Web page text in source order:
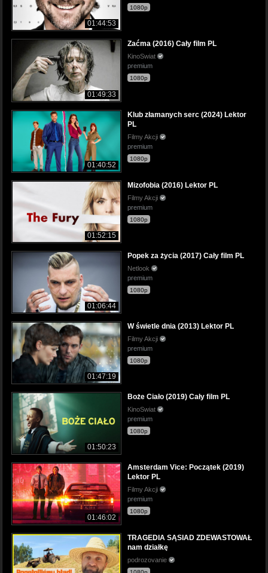
01:44:53
1080p
01:49:33
Zaćma (2016) Cały film PL
KinoSwiat
premium
1080p
01:40:52
Klub złamanych serc (2024) Lektor
PL
Filmy Akcji
premium
1080p
01:52:15
Mizofobia (2016) Lektor PL
Filmy Akcji
premium
1080p
01:06:44
Popek za życia (2017) Cały film PL
Netlook
premium
1080p
01:47:19
W świetle dnia (2013) Lektor PL
Filmy Akcji
premium
1080p
01:50:23
Boże Ciało (2019) Cały film PL
KinoSwiat
premium
1080p
01:46:02
Amsterdam Vice: Początek (2019)
Lektor PL
Filmy Akcji
premium
1080p
TRAGEDIA SĄSIAD ZDEWASTOWAŁ
nam działkę
podrozovanie